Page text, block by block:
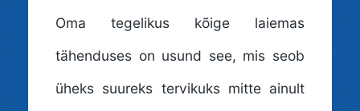
Oma tegelikus kõige laiemas
tähenduses on usund see, mis seob
üheks suureks tervikuks mitte ainult